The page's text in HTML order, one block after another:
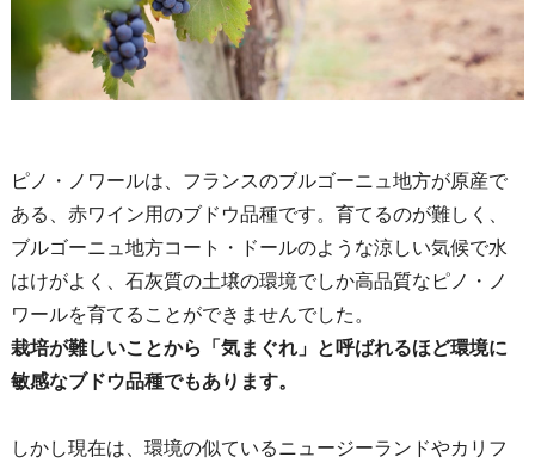
ピノ・ノワールは、フランスのブルゴーニュ地方が原産で
ある、赤ワイン用のブドウ品種です。育てるのが難しく、
ブルゴーニュ地方コート・ドールのような涼しい気候で水
はけがよく、石灰質の土壌の環境でしか高品質なピノ・ノ
ワールを育てることができませんでした。
栽培が難しいことから「気まぐれ」と呼ばれるほど環境に
敏感なブドウ品種でもあります。
しかし現在は、環境の似ているニュージーランドやカリフ